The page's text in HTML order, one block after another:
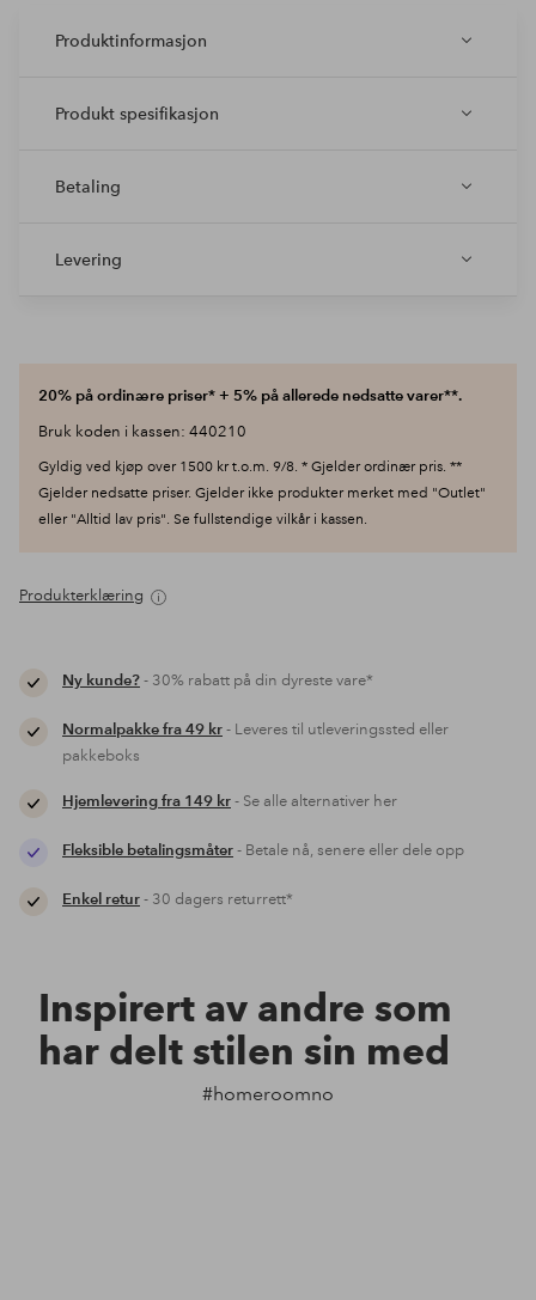
Produktinformasjon
Produkt spesifikasjon
Betaling
Levering
20% på ordinære priser* + 5% på allerede nedsatte varer**.
Bruk koden i kassen: 440210
Gyldig ved kjøp over 1500 kr t.o.m. 9/8. * Gjelder ordinær pris. **
Gjelder nedsatte priser. Gjelder ikke produkter merket med "Outlet"
eller "Alltid lav pris". Se fullstendige vilkår i kassen.
Produkterklæring
Ny kunde?- 30% rabatt på din dyreste vare*
Normalpakke fra 49 kr- Leveres til utleveringssted eller
pakkeboks
Hjemlevering fra 149 kr- Se alle alternativer her
Fleksible betalingsmåter- Betale nå, senere eller dele opp
Enkel retur- 30 dagers returrett*
Inspirert av andre som
har delt stilen sin med
#homeroomno